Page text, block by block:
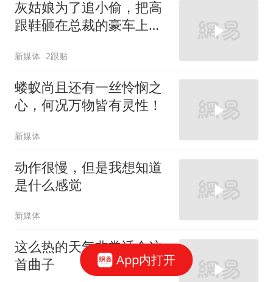
灰姑娘为了追小偷，把高
跟鞋砸在总裁的豪车上，
新媒体 2跟贴
蝼蚁尚且还有一丝怜悯之
心，何况万物皆有灵性！
新媒体
动作很慢，但是我想知道
是什么感觉
新媒体
这么热的天气非常适合这
首曲子
App内打开